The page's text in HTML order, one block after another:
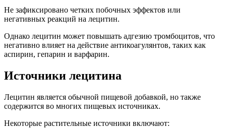
Не зафиксировано четких побочных эффектов или
негативных реакций на лецитин.
Однако лецитин может повышать адгезию тромбоцитов, что
негативно влияет на действие антикоагулянтов, таких как
аспирин, гепарин и варфарин.
Источники лецитина
Лецитин является обычной пищевой добавкой, но также
содержится во многих пищевых источниках.
Некоторые растительные источники включают: